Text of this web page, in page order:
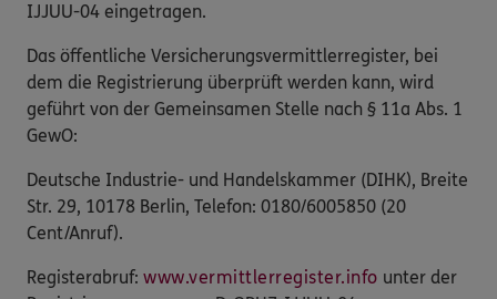
IJJUU-04 eingetragen.
Das öffentliche Versicherungsvermittlerregister, bei
dem die Registrierung überprüft werden kann, wird
geführt von der Gemeinsamen Stelle nach § 11a Abs. 1
GewO:
Deutsche Industrie- und Handelskammer (DIHK), Breite
Str. 29, 10178 Berlin, Telefon: 0180/6005850 (20
Cent/Anruf).
Registerabruf: www.vermittlerregister.info unter der